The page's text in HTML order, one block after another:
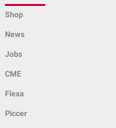
Shop
News
Jobs
CME
Flexa
Piccer